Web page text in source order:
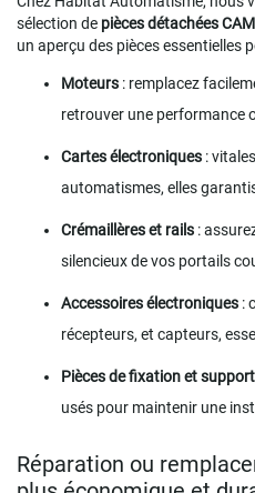
sélection de pièces détachées
un aperçu des pièces essentielles
Moteurs : remplacez
retrouver une performance
Cartes électroniques :
automatismes, elles
Crémaillères et rails :
silencieux de vos portails
Accessoires électroniques :
récepteurs, et capteurs,
Pièces de fixation et
usés pour maintenir une
Réparation ou